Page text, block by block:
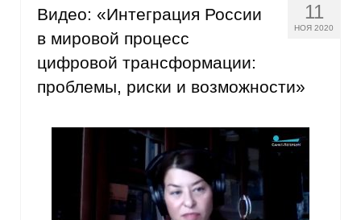
11
НОЯ 2020
Видео: «Интеграция России
в мировой процесс
цифровой трансформации:
проблемы, риски и возможности»